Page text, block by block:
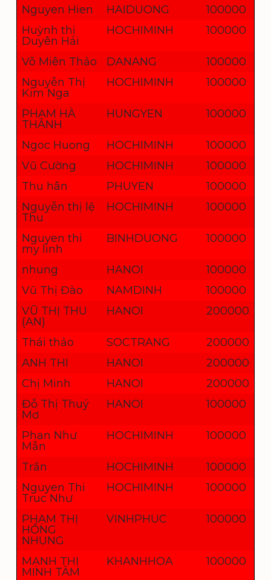
Nguyen Hien HAIDUONG
100000
Huỳnh thị
Duyên Hải
HOCHIMINH 100000
Võ Miên Thảo DANANG
100000
Nguyễn Thị
Kim Nga
HOCHIMINH 100000
PHẠM HÀ
THÀNH
HUNGYEN 100000
Ngoc Huong HOCHIMINH
100000
Vũ Cường
HOCHIMINH
100000
Thu hân
PHUYEN
100000
Nguyễn thị lệ
Thu
HOCHIMINH 100000
Nguyen thi
my linh
BINHDUONG 100000
nhung HANOI
100000
Vũ Thị Đào
NAMDINH
100000
VŨ THỊ THU
(AN)
HANOI 200000
Thái thảo SOCTRANG
200000
ANH THI
HANOI
200000
Chị Minh
HANOI
200000
Đỗ Thị Thuý
Mơ
HANOI 100000
Phan Như
Mẫn
HOCHIMINH 100000
Trần HOCHIMINH
100000
Nguyen Thi
Truc Như
HOCHIMINH 100000
PHẠM THỊ
HỒNG
NHUNG
VINHPHUC 100000
MẠNH THỊ
MINH TÂM
KHANHHOA 100000